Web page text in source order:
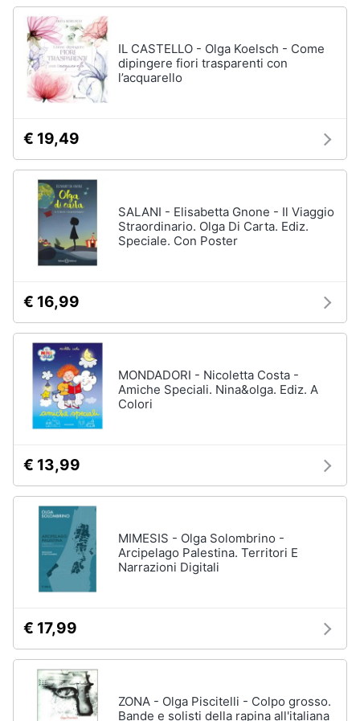
IL CASTELLO - Olga Koelsch - Come
dipingere fiori trasparenti con
l’acquarello
€ 19,49
SALANI - Elisabetta Gnone - Il Viaggio
Straordinario. Olga Di Carta. Ediz.
Speciale. Con Poster
€ 16,99
MONDADORI - Nicoletta Costa -
Amiche Speciali. Nina&olga. Ediz. A
Colori
€ 13,99
MIMESIS - Olga Solombrino -
Arcipelago Palestina. Territori E
Narrazioni Digitali
€ 17,99
ZONA - Olga Piscitelli - Colpo grosso.
Bande e solisti della rapina all'italiana